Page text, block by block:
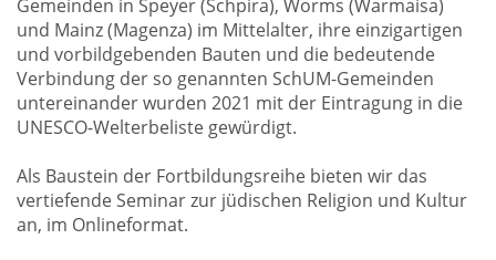
Gemeinden in Speyer (Schpira), Worms (Warmaisa)
und Mainz (Magenza) im Mittelalter, ihre einzigartigen
und vorbildgebenden Bauten und die bedeutende
Verbindung der so genannten SchUM-Gemeinden
untereinander wurden 2021 mit der Eintragung in die
UNESCO-Welterbeliste gewürdigt.
Als Baustein der Fortbildungsreihe bieten wir das
vertiefende Seminar zur jüdischen Religion und Kultur
an, im Onlineformat.